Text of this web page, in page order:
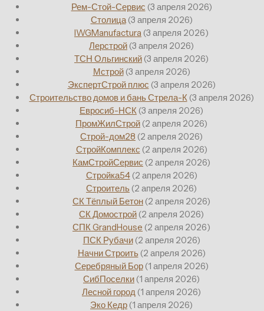
Рем-Стой-Сервис (3 апреля 2026)
Столица (3 апреля 2026)
IWGManufactura (3 апреля 2026)
Лерстрой (3 апреля 2026)
ТСН Ольгинский (3 апреля 2026)
Мстрой (3 апреля 2026)
ЭкспертСтрой плюс (3 апреля 2026)
Строительство домов и бань Стрела-К (3 апреля 2026)
Евросиб-НСК (3 апреля 2026)
ПромЖилСтрой (2 апреля 2026)
Строй-дом28 (2 апреля 2026)
СтройКомплекс (2 апреля 2026)
КамСтройСервис (2 апреля 2026)
Стройка54 (2 апреля 2026)
Строитель (2 апреля 2026)
СК Тёплый Бетон (2 апреля 2026)
СК Домострой (2 апреля 2026)
СПК GrandHouse (2 апреля 2026)
ПСК Рубачи (2 апреля 2026)
Начни Строить (2 апреля 2026)
Серебряный Бор (1 апреля 2026)
СибПоселки (1 апреля 2026)
Лесной город (1 апреля 2026)
Эко Кедр (1 апреля 2026)